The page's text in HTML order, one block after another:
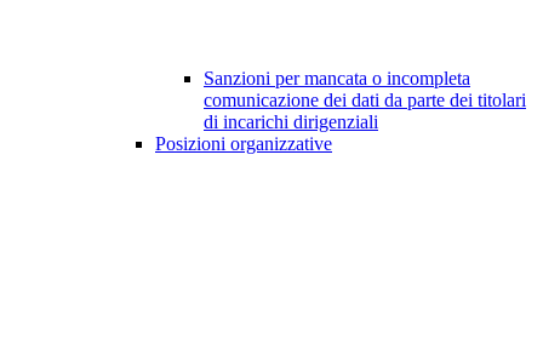
Sanzioni per mancata o incompleta
comunicazione dei dati da parte dei titolari
di incarichi dirigenziali
Posizioni organizzative